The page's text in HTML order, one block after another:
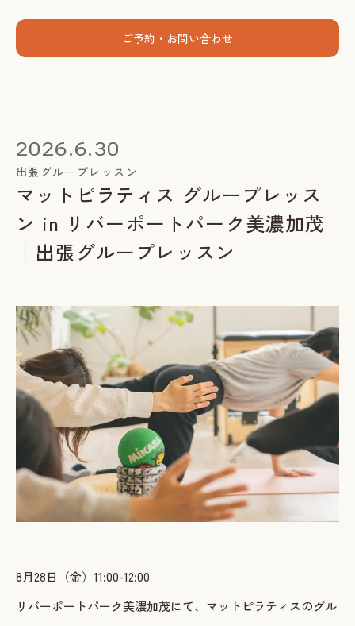
出張グループレッスン
指導者養成講座
スミカについて
お客様の声
ブログ
ご予約・お問い合わせ
LINEで予約・相談する
tel. 080-3628-1771
LINE
ご予約・お問い合わせ
2026.6.30
出張グループレッスン
マットピラティス グループレッス
ン in リバーポートパーク美濃加茂
｜出張グループレッスン
8月28日（金）11:00-12:00
リバーポートパーク美濃加茂にて、マットピラティスのグル